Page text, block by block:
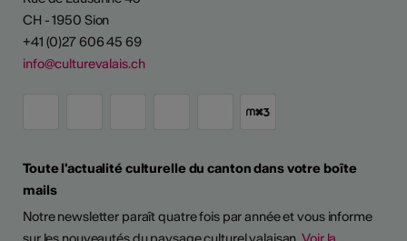
CH - 1950 Sion
+41 (0)27 606 45 69
info@culturevalais.ch
Toute l'actualité culturelle du canton dans votre boîte
mails
Notre newsletter paraît quatre fois par année et vous informe